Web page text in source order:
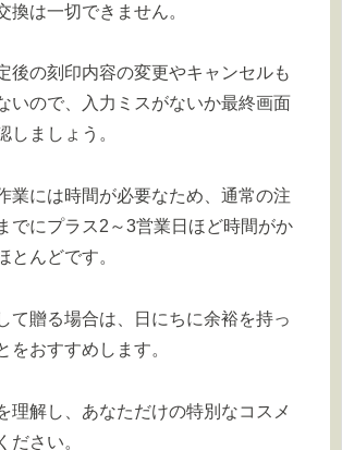
換は一切できません。
後の刻印内容の変更やキャンセルも
いので、入力ミスがないか最終画面
しましょう。
業には時間が必要なため、通常の注
でにプラス2～3営業日ほど時間がか
とんどです。
て贈る場合は、日にちに余裕を持っ
をおすすめします。
理解し、あなただけの特別なコスメ
ださい。